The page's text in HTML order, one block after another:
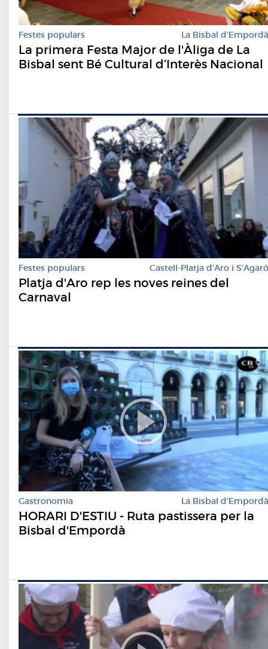
Festes populars La Bisbal d'Empordà
La primera Festa Major de l'Àliga de La
Bisbal sent Bé Cultural d’Interès Nacional
Festes populars Castell-Platja d'Aro i S'Agaró
Platja d'Aro rep les noves reines del
Carnaval
Gastronomia La Bisbal d'Empordà
HORARI D'ESTIU - Ruta pastissera per la
Bisbal d'Empordà